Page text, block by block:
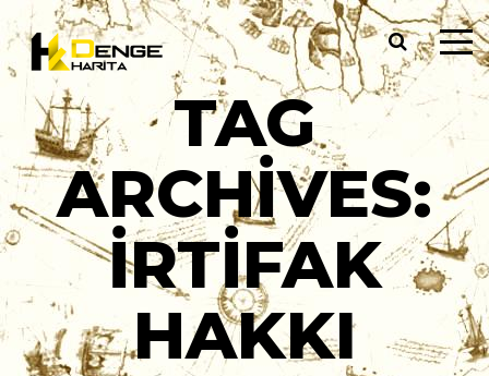
TAG
ARCHIVES:
İRTIFAK
HAKKI